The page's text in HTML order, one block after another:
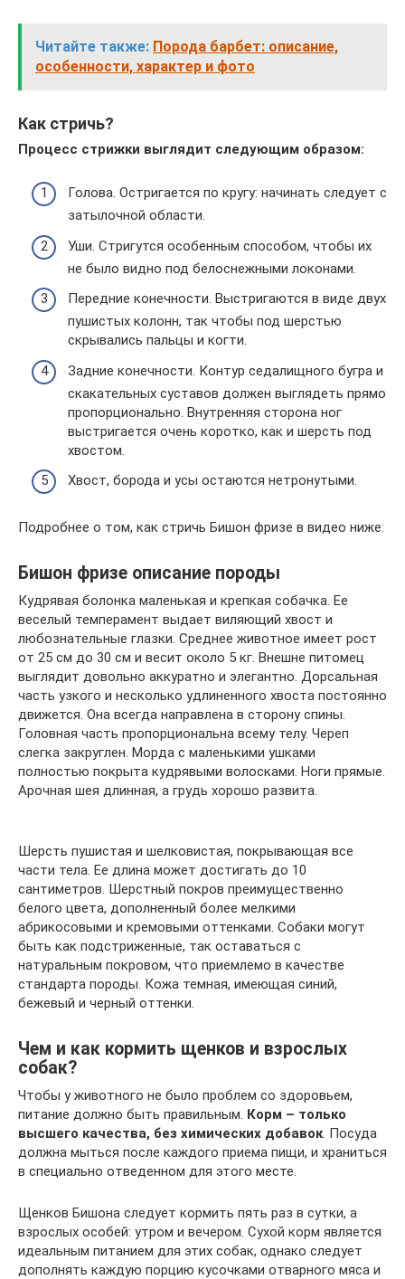
Читайте также: Порода барбет: описание,
особенности, характер и фото
Как стричь?
Процесс стрижки выглядит следующим образом:
Голова. Остригается по кругу: начинать следует с
затылочной области.
Уши. Стригутся особенным способом, чтобы их
не было видно под белоснежными локонами.
Передние конечности. Выстригаются в виде двух
пушистых колонн, так чтобы под шерстью
скрывались пальцы и когти.
Задние конечности. Контур седалищного бугра и
скакательных суставов должен выглядеть прямо
пропорционально. Внутренняя сторона ног
выстригается очень коротко, как и шерсть под
хвостом.
Хвост, борода и усы остаются нетронутыми.
Подробнее о том, как стричь Бишон фризе в видео ниже:
Бишон фризе описание породы
Кудрявая болонка маленькая и крепкая собачка. Ее
веселый темперамент выдает виляющий хвост и
любознательные глазки. Среднее животное имеет рост
от 25 см до 30 см и весит около 5 кг. Внешне питомец
выглядит довольно аккуратно и элегантно. Дорсальная
часть узкого и несколько удлиненного хвоста постоянно
движется. Она всегда направлена в сторону спины.
Головная часть пропорциональна всему телу. Череп
слегка закруглен. Морда с маленькими ушками
полностью покрыта кудрявыми волосками. Ноги прямые.
Арочная шея длинная, а грудь хорошо развита.
Шерсть пушистая и шелковистая, покрывающая все
части тела. Ее длина может достигать до 10
сантиметров. Шерстный покров преимущественно
белого цвета, дополненный более мелкими
абрикосовыми и кремовыми оттенками. Собаки могут
быть как подстриженные, так оставаться с
натуральным покровом, что приемлемо в качестве
стандарта породы. Кожа темная, имеющая синий,
бежевый и черный оттенки.
Чем и как кормить щенков и взрослых
собак?
Чтобы у животного не было проблем со здоровьем,
питание должно быть правильным. Корм – только
высшего качества, без химических добавок. Посуда
должна мыться после каждого приема пищи, и храниться
в специально отведенном для этого месте.
Щенков Бишона следует кормить пять раз в сутки, а
взрослых особей: утром и вечером. Сухой корм является
идеальным питанием для этих собак, однако следует
дополнять каждую порцию кусочками отварного мяса и